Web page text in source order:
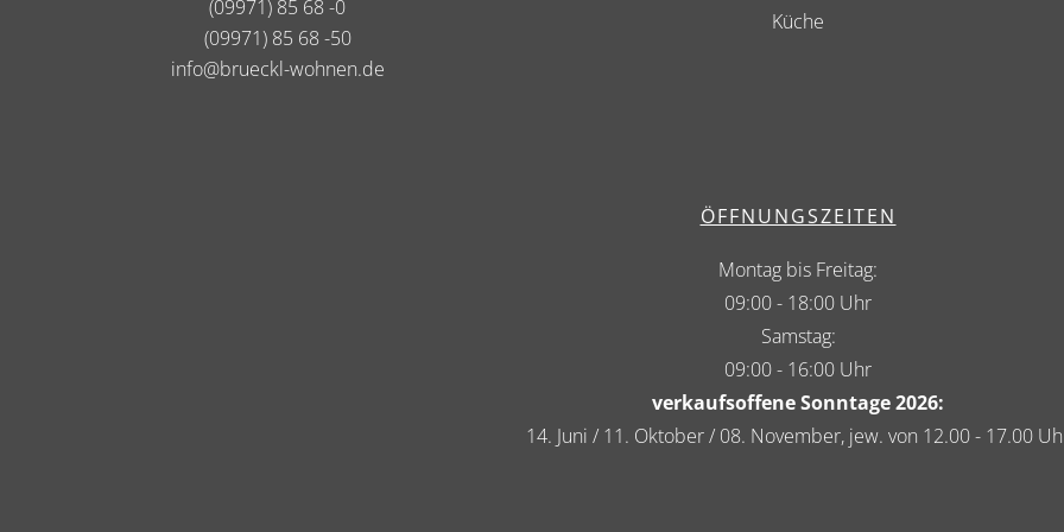
(09971) 85 68 -0
(09971) 85 68 -50
info@brueckl-wohnen.de
Küche
ÖFFNUNGSZEITEN
Montag bis Freitag:
09:00 - 18:00 Uhr
Samstag:
09:00 - 16:00 Uhr
verkaufsoffene Sonntage 2026:
14. Juni / 11. Oktober / 08. November, jew. von 12.00 - 17.00